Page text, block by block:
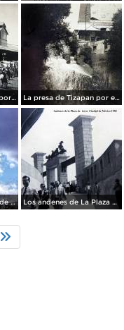
Mercado de San Juan por el fotografo Felix Miret La presa de Tizapan por el fotografo Fernando Kososky. ( Circulada el 22 de Diembre de 1910 ).
Un edificio por Paseo de La Reforma 1950 Los andenes de La Plaza de toros Ciudad de México 1950